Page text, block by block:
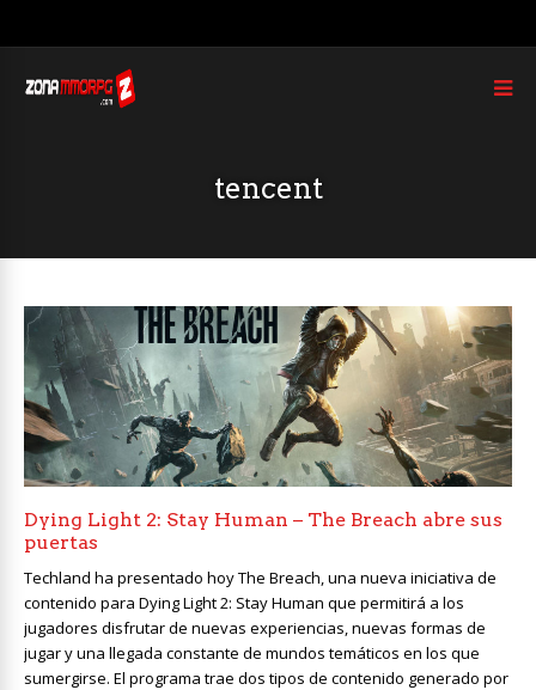
tencent
Dying Light 2: Stay Human – The Breach abre sus
puertas
Techland ha presentado hoy The Breach, una nueva iniciativa de
contenido para Dying Light 2: Stay Human que permitirá a los
jugadores disfrutar de nuevas experiencias, nuevas formas de
jugar y una llegada constante de mundos temáticos en los que
sumergirse. El programa trae dos tipos de contenido generado por